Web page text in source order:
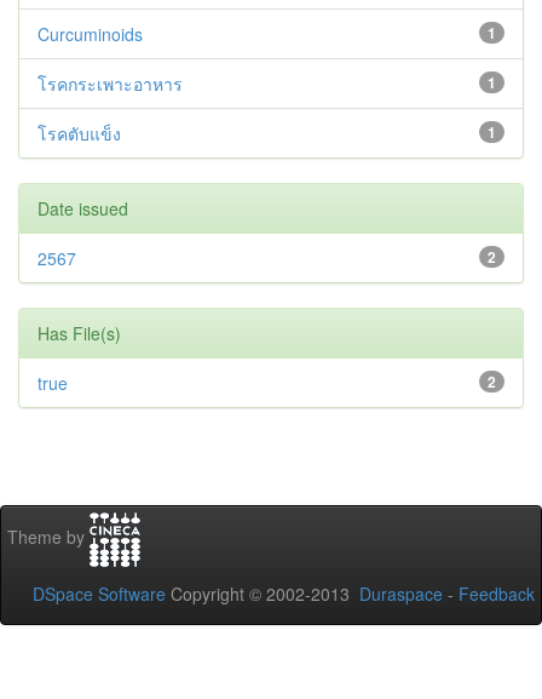
1
Curcuminoids
1
โรคกระเพาะอาหาร
1
โรคตับแข็ง
Date issued
2
2567
Has File(s)
2
true
Theme by
DSpace Software Copyright © 2002-2013 Duraspace - Feedback